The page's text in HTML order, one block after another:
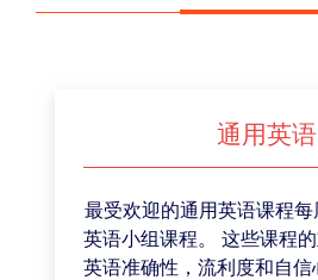
通用英语
最受欢迎的通用英语课程
英语小组课程。 这些课程
英语准确性，流利度和自